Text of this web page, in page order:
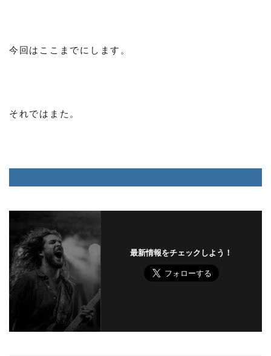
今回はここまでにします。
それではまた。
最新情報をチェックしよう！